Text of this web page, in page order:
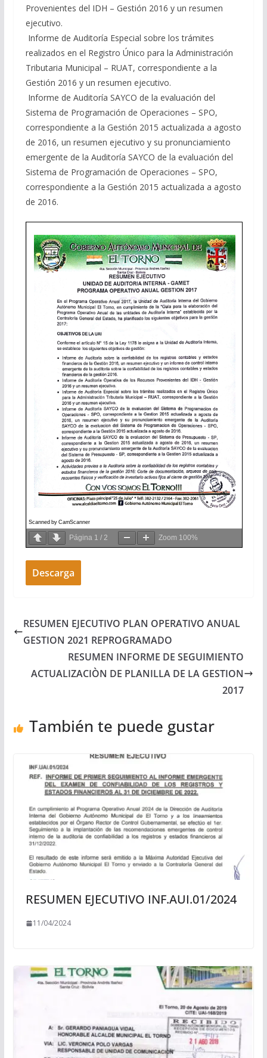
Provenientes del IDH – Gestión 2016 y un resumen
ejecutivo.
 Informe de Auditoría Especial sobre los trámites
realizados en el Registro Único para la Administración
Tributaria Municipal – RUAT, correspondiente a la
Gestión 2016 y un resumen ejecutivo.
 Informe de Auditoría SAYCO de la evaluación del
Sistema de Programación de Operaciones – SPO,
correspondiente a la Gestión 2015 actualizada a agosto
de 2016, un resumen ejecutivo y su pronunciamiento
emergente de la Auditoría SAYCO de la evaluación del
Sistema de Programación de Operaciones – SPO,
correspondiente a la Gestión 2015 actualizada a agosto
de 2016.
Página 1 / 2 Zoom 100%
Descarga
RESUMEN EJECUTIVO PLAN OPERATIVO ANUAL
GESTION 2021 REPROGRAMADO
RESUMEN INFORME DE SEGUIMIENTO
ACTUALIZACIÒN DE PLANILLA DE LA GESTION
2017
También te puede gustar
RESUMEN EJECUTIVO INF.AUI.01/2024
11/04/2024